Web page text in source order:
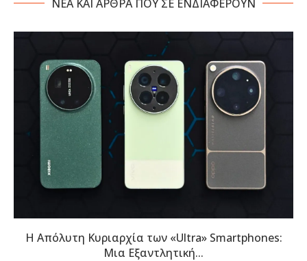
NΕΑ ΚΑΙ ΑΡΘΡΑ ΠΟΥ ΣΕ ΕΝΔΙΑΦΕΡΟΥΝ
Η Απόλυτη Κυριαρχία των «Ultra» Smartphones:
Μια Εξαντλητική...